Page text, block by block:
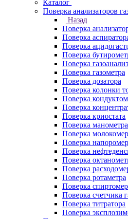
Каталог
Поверка анализаторов
Назад
Поверка
Поверка
Поверка
Поверка
Поверка
Поверка газометра
Поверка дозатора
Поверка колонки
Поверка
Поверка
Поверка криостата
Поверка манометра
Поверка
Поверка
Поверка
Поверка
Поверка
Поверка ротаметра
Поверка
Поверка счетчика
Поверка титратора
Поверка